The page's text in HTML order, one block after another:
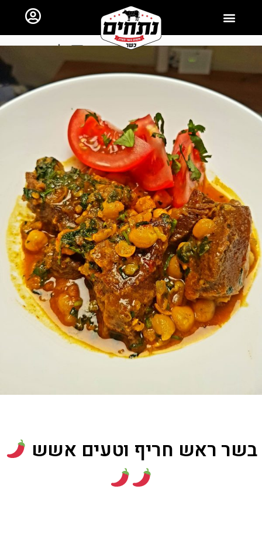
ראשי כל השאר
בשר ראש חריף וטעים אשש